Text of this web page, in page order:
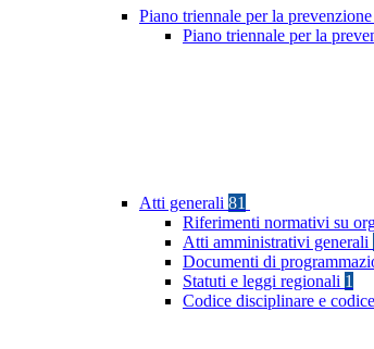
Piano triennale per la
Piano triennale per la
Atti generali 81
Riferimenti normativi su
Atti amministrativi generali
Documenti di
Statuti e leggi regionali 1
Codice disciplinare e